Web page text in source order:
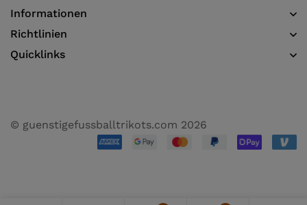
Informationen​
Richtlinien
Quicklinks
© guenstigefussballtrikots.com 2026